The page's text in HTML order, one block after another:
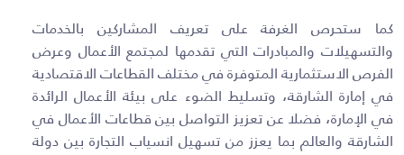
كما ستحرص الغرفة على تعريف المشاركين بالخدمات
والتسهيلات والمبادرات التي تقدمها لمجتمع الأعمال وعرض
الفرص الاستثمارية المتوفرة في مختلف القطاعات الاقتصادية
في إمارة الشارقة، وتسليط الضوء على بيئة الأعمال الرائدة
في الإمارة، فضلا عن تعزيز التواصل بين قطاعات الأعمال في
الشارقة والعالم بما يعزز من تسهيل انسياب التجارة بين دولة